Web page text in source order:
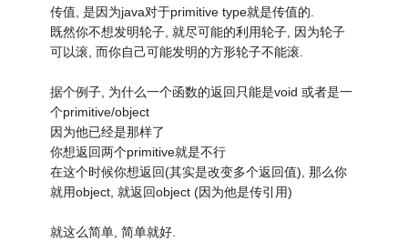
传值, 是因为java对于primitive type就是传值的.
既然你不想发明轮子, 就尽可能的利用轮子, 因为轮子
可以滚, 而你自己可能发明的方形轮子不能滚.
据个例子, 为什么一个函数的返回只能是void 或者是一
个primitive/object
因为他已经是那样了
你想返回两个primitive就是不行
在这个时候你想返回(其实是改变多个返回值), 那么你
就用object, 就返回object (因为他是传引用)
就这么简单, 简单就好.